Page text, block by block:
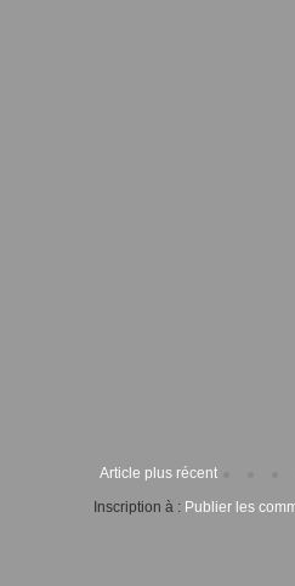
Article plus récent
Inscription à : Publier les